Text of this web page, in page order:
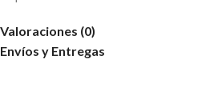
Valoraciones (0)
Envíos y Entregas